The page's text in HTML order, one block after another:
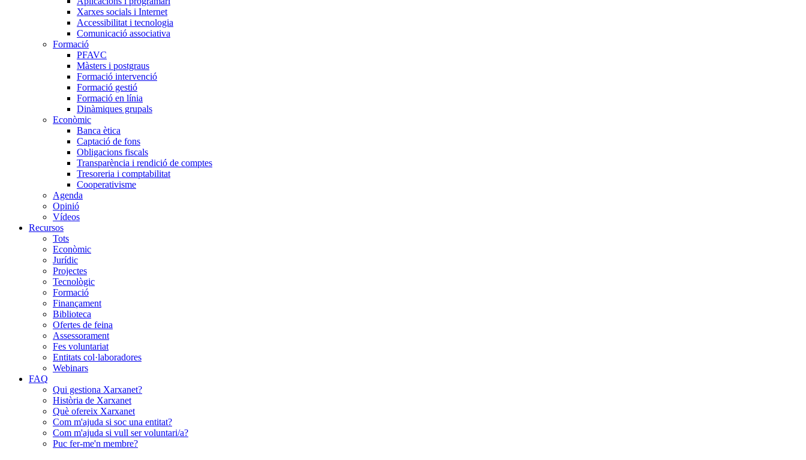
Xarxes socials i Internet
Accessibilitat i tecnologia
Comunicació associativa
Formació
PFAVC
Màsters i postgraus
Formació intervenció
Formació gestió
Formació en línia
Dinàmiques grupals
Econòmic
Banca ètica
Captació de fons
Obligacions fiscals
Transparència i rendició de comptes
Tresoreria i comptabilitat
Cooperativisme
Agenda
Opinió
Vídeos
Recursos
Tots
Econòmic
Jurídic
Projectes
Tecnològic
Formació
Finançament
Biblioteca
Ofertes de feina
Assessorament
Fes voluntariat
Entitats col·laboradores
Webinars
FAQ
Qui gestiona Xarxanet?
Història de Xarxanet
Què ofereix Xarxanet
Com m'ajuda si soc una entitat?
Com m'ajuda si vull ser voluntari/a?
Puc fer-me'n membre?